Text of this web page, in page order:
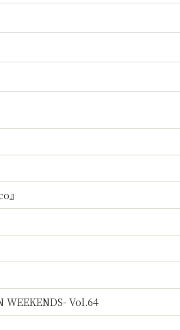
』
WEEKENDS- Vol.64